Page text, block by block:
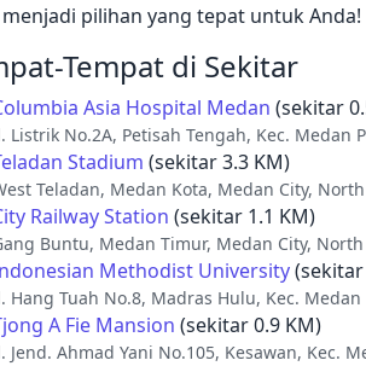
pilihan yang tepat untuk Anda!
Tempat di Sekitar
Asia Hospital Medan (sekitar
Listrik No.2A, Petisah Tengah, Kec.
Stadium (sekitar 3.3 KM)
Teladan, Medan Kota, Medan City,
Railway Station (sekitar 1.1 KM)
Buntu, Medan Timur, Medan City,
Methodist University
Hang Tuah No.8, Madras Hulu, Kec.
A Fie Mansion (sekitar 0.9 KM)
Jend. Ahmad Yani No.105, Kesawan, Kec.